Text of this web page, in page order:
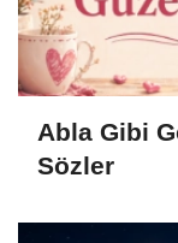
Abla Gibi
Sözler